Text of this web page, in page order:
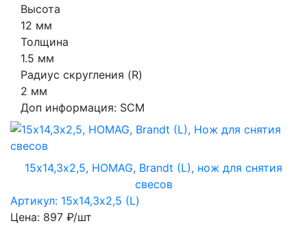
Высота
12 мм
Толщина
1.5 мм
Радиус скругления (R)
2 мм
Доп информация: SCM
15х14,3х2,5, HOMAG, Brandt (L), нож для снятия
свесов
Артикул: 15х14,3х2,5 (L)
Цена: 897 ₽/шт